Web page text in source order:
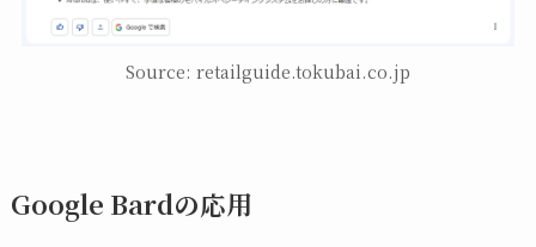
Source: retailguide.tokubai.co.jp
Google Bardの応用